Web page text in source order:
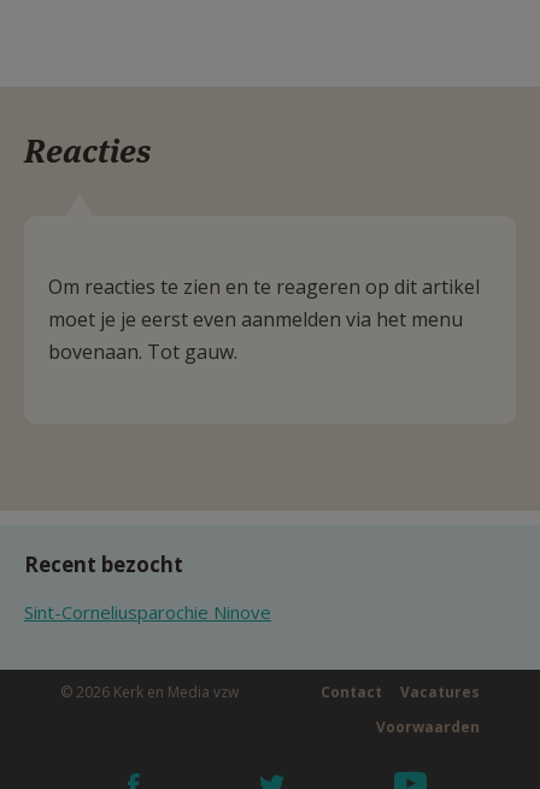
Reacties
Om reacties te zien en te reageren op dit artikel
moet je je eerst even aanmelden via het menu
bovenaan. Tot gauw.
Recent bezocht
Sint-Corneliusparochie Ninove
© 2026 Kerk en Media vzw Vacatures
Contact
Voorwaarden